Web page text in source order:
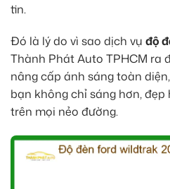
tin.
Đó là lý do vì sao dịch vụ độ
Thành Phát Auto TPHCM ra
nâng cấp ánh sáng toàn
bạn không chỉ sáng hơn,
trên mọi nẻo đường.